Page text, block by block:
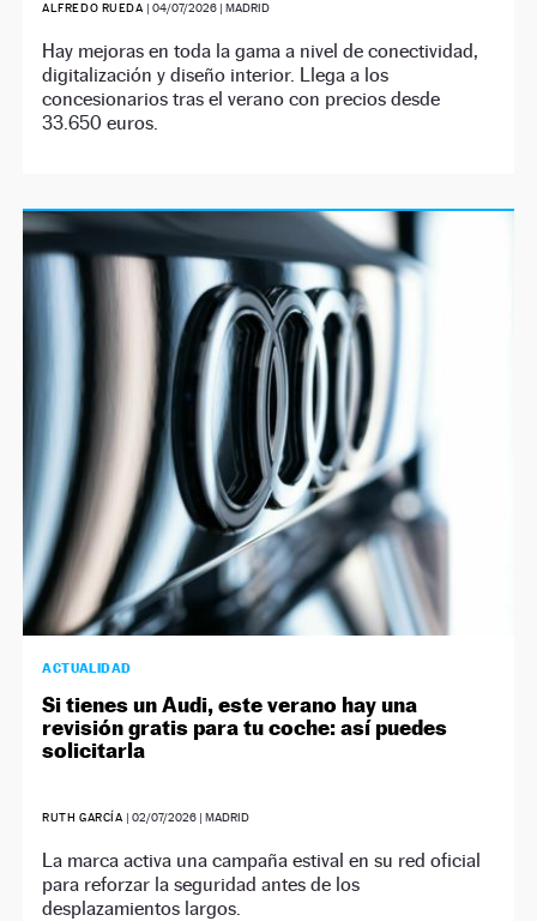
ALFREDO RUEDA |04/07/2026 | MADRID
Hay mejoras en toda la gama a nivel de conectividad,
digitalización y diseño interior. Llega a los
concesionarios tras el verano con precios desde
33.650 euros.
ACTUALIDAD
Si tienes un Audi, este verano hay una
revisión gratis para tu coche: así puedes
solicitarla
RUTH GARCÍA |02/07/2026 | MADRID
La marca activa una campaña estival en su red oficial
para reforzar la seguridad antes de los
desplazamientos largos.